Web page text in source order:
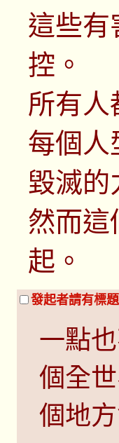
這些有
控。
所有人
每個人
毀滅的
然而這
起。
發起者請有標題
一點
個全
個地